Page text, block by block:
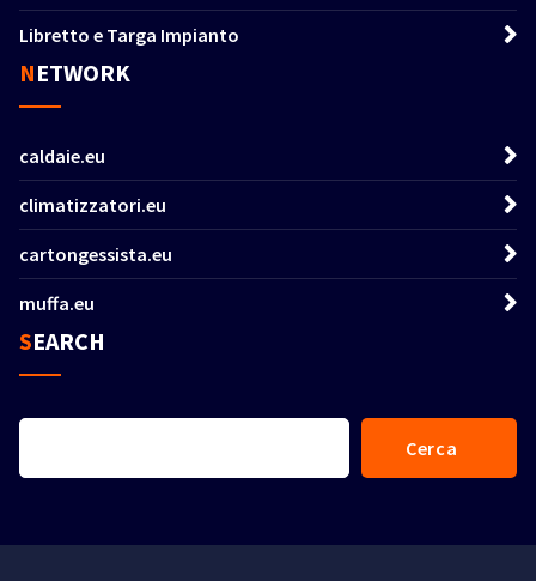
Libretto e Targa Impianto
NETWORK
caldaie.eu
climatizzatori.eu
cartongessista.eu
muffa.eu
SEARCH
Cerca